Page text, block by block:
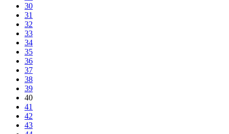
30
31
32
33
34
35
36
37
38
39
40
41
42
43